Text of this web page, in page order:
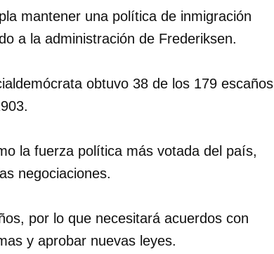
mantener una política de inmigración
a la administración de Frederiksen.
obtuvo 38 de los 179 escaños
la fuerza política más votada del país,
negociaciones.
por lo que necesitará acuerdos con
y aprobar nuevas leyes.